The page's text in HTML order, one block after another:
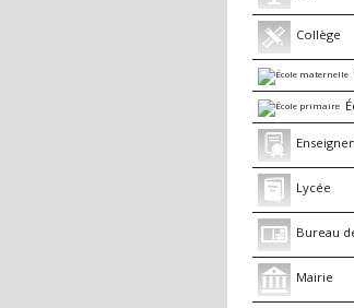
Collège
Lycée
Bureau
Mairie